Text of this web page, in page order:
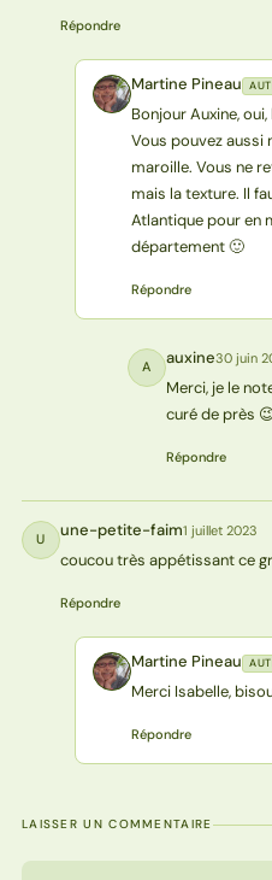
Répondre
MP Martine Pineau
Bonjour Auxine,
Vous pouvez aussi
maroille. Vous ne
mais la texture. Il
Atlantique pour en
département 🙂
Répondre
A auxine30 juin
Merci, je le
curé de près
Répondre
U une-petite-faim1 juillet 2023
coucou très appétissant ce
Répondre
MP Martine Pineau
Merci Isabelle,
Répondre
LAISSER UN COMMENTAIRE